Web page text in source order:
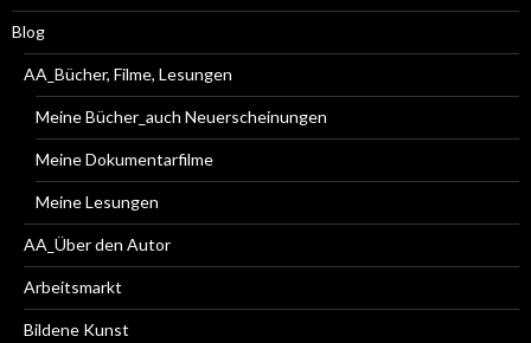
Blog
AA_Bücher, Filme, Lesungen
Meine Bücher_auch Neuerscheinungen
Meine Dokumentarfilme
Meine Lesungen
AA_Über den Autor
Arbeitsmarkt
Bildene Kunst